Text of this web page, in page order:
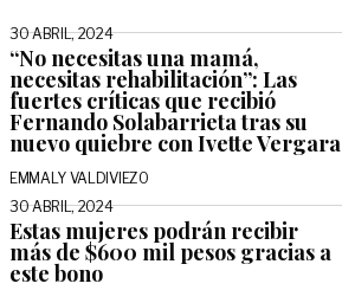
30 ABRIL, 2024
“No necesitas una mamá,
necesitas rehabilitación”: Las
fuertes críticas que recibió
Fernando Solabarrieta tras su
nuevo quiebre con Ivette Vergara
EMMALY VALDIVIEZO
30 ABRIL, 2024
Estas mujeres podrán recibir
más de $600 mil pesos gracias a
este bono